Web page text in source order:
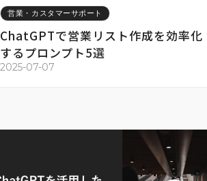
営業・カスタマーサポート
ChatGPTで営業リスト作成を効率化
するプロンプト5選
2025-07-07